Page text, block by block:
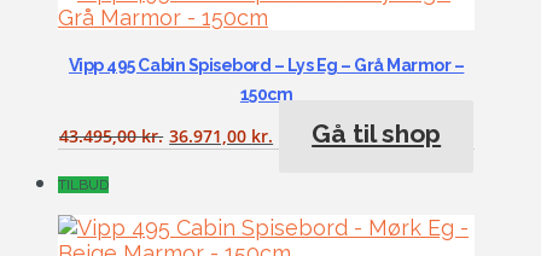
Vipp 495 Cabin Spisebord – Lys Eg – Grå Marmor –
150cm
43.495,00kr. 36.971,00 kr. Gå til shop
TILBUD